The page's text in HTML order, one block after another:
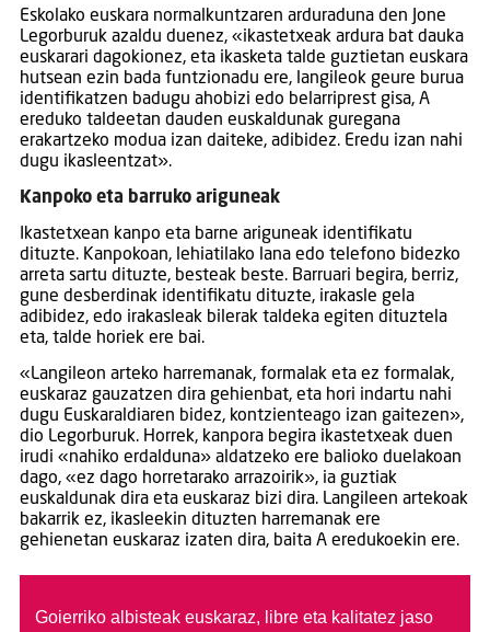
Eskolako euskara normalkuntzaren arduraduna den Jone
Legorburuk azaldu duenez, «ikastetxeak ardura bat dauka
euskarari dagokionez, eta ikasketa talde guztietan euskara
hutsean ezin bada funtzionadu ere, langileok geure burua
identifikatzen badugu ahobizi edo belarriprest gisa, A
ereduko taldeetan dauden euskaldunak guregana
erakartzeko modua izan daiteke, adibidez. Eredu izan nahi
dugu ikasleentzat».
Kanpoko eta barruko ariguneak
Ikastetxean kanpo eta barne ariguneak identifikatu
dituzte. Kanpokoan, lehiatilako lana edo telefono bidezko
arreta sartu dituzte, besteak beste. Barruari begira, berriz,
gune desberdinak identifikatu dituzte, irakasle gela
adibidez, edo irakasleak bilerak taldeka egiten dituztela
eta, talde horiek ere bai.
«Langileon arteko harremanak, formalak eta ez formalak,
euskaraz gauzatzen dira gehienbat, eta hori indartu nahi
dugu Euskaraldiaren bidez, kontzienteago izan gaitezen»,
dio Legorburuk. Horrek, kanpora begira ikastetxeak duen
irudi «nahiko erdalduna» aldatzeko ere balioko duelakoan
dago, «ez dago horretarako arrazoirik», ia guztiak
euskaldunak dira eta euskaraz bizi dira. Langileen artekoak
bakarrik ez, ikasleekin dituzten harremanak ere
gehienetan euskaraz izaten dira, baita A eredukoekin ere.
Goierriko albisteak euskaraz, libre eta kalitatez jaso